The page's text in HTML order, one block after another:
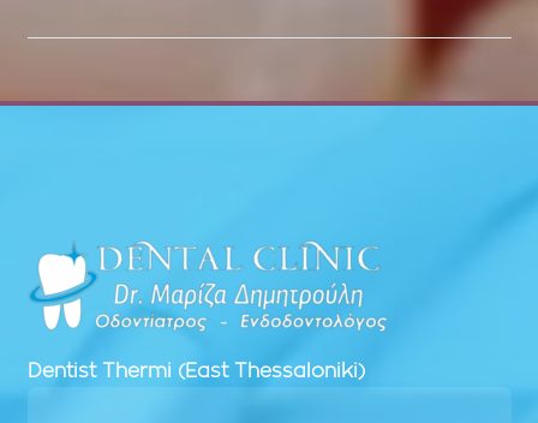
Dentist Thermi (East Thessaloniki)